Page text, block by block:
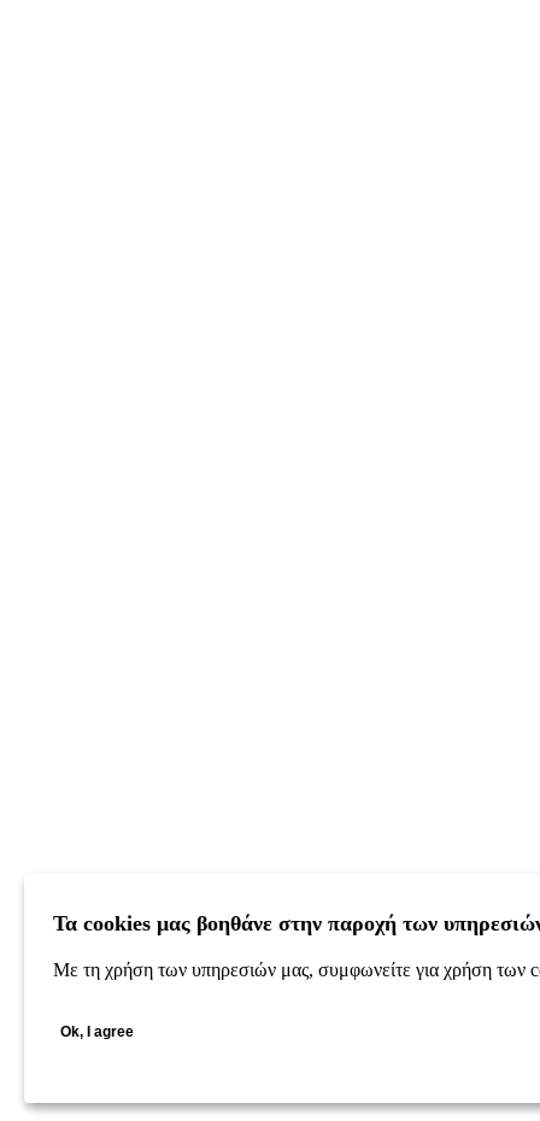
Τα cookies μας βοηθάνε στην παροχή των
Με τη χρήση των υπηρεσιών μας, συμφωνείτε για χρήση των
Ok, I agree